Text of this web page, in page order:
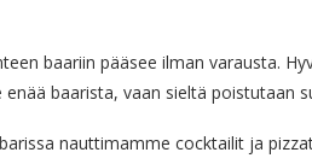
baariin pääsee ilman varausta.
enää baarista, vaan sieltä poistutaan
nauttimamme cocktailit ja